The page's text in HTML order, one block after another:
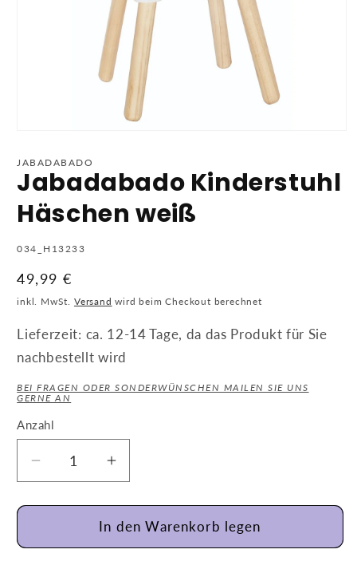
in
Modal
öffnen
JABADABADO
Jabadabado Kinderstuhl
Häschen weiß
SKU:
034_H13233
Normaler
Preis
49,99 €
inkl. MwSt. Versand wird beim Checkout berechnet
Lieferzeit: ca. 12-14 Tage, da das Produkt für Sie
nachbestellt wird
BEI FRAGEN ODER SONDERWÜNSCHEN MAILEN SIE UNS
GERNE AN
Anzahl
Verringere
die
Menge
Jabadabado
Erhöhe
die
Menge
für
Jabadabado
In den Warenkorb legen